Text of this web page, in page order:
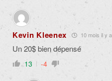
Kevin Kleenex 10 mois il y a
Un 20$ bien dépensé
13 -4